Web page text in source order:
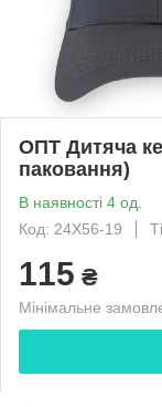
ОПТ Дитяча
паковання)
В наявності 4 од.
Код: 24X56-19
115 ₴
Мінімальне